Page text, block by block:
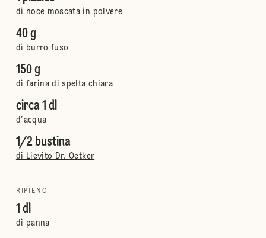
di noce moscata in polvere
40 g
di burro fuso
150 g
di farina di spelta chiara
circa 1 dl
d’acqua
1/2 bustina
di Lievito Dr. Oetker
RIPIENO
1 dl
di panna